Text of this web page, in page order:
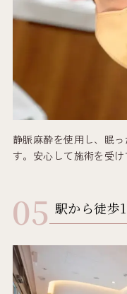
静脈麻酔を使用し、眠
す。安心して施術を受
駅から徒歩